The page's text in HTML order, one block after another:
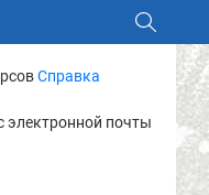
Справка
электронной почты